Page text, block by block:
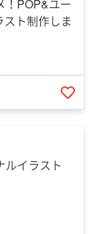
！POP&ユー
ト制作しま
いいね
ルイラスト